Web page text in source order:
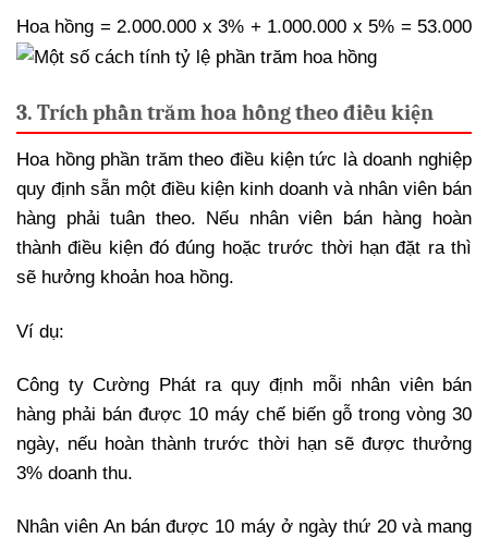
Hoa hồng = 2.000.000 x 3% + 1.000.000 x 5% = 53.000
3. Trích phần trăm hoa hồng theo điều kiện
Hoa hồng phần trăm theo điều kiện tức là doanh nghiệp
quy định sẵn một điều kiện kinh doanh và nhân viên bán
hàng phải tuân theo. Nếu nhân viên bán hàng hoàn
thành điều kiện đó đúng hoặc trước thời hạn đặt ra thì
sẽ hưởng khoản hoa hồng.
Ví dụ:
Công ty Cường Phát ra quy định mỗi nhân viên bán
hàng phải bán được 10 máy chế biến gỗ trong vòng 30
ngày, nếu hoàn thành trước thời hạn sẽ được thưởng
3% doanh thu.
Nhân viên An bán được 10 máy ở ngày thứ 20 và mang